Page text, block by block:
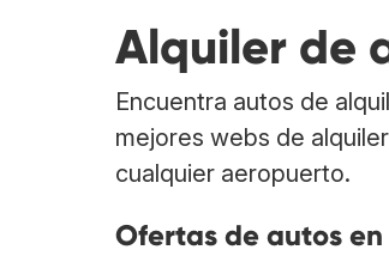
Alquiler de
Encuentra autos de
mejores webs de
cualquier aeropuerto.
Ofertas de autos